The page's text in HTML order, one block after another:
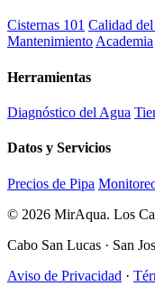
Cisternas 101 Calidad
MantenimientoAcademia
Herramientas
Diagnóstico del Agua
Datos y Servicios
Precios de Pipa
© 2026 MirAqua. Los
Cabo San Lucas · San
Aviso de Privacidad ·